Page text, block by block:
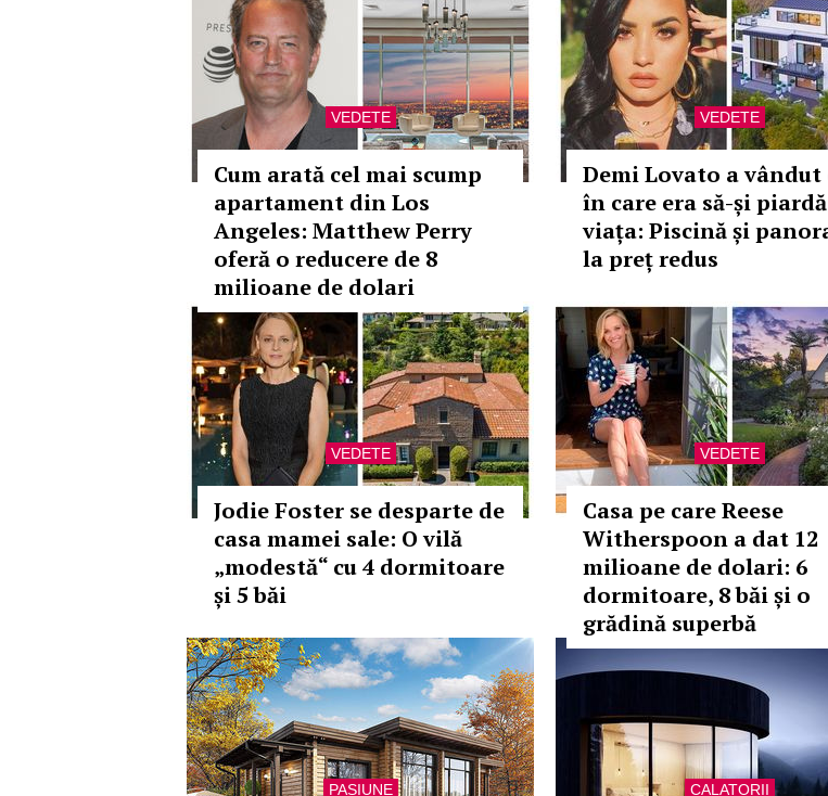
VEDETE
Cum arată cel mai scump
apartament din Los
Angeles: Matthew Perry
oferă o reducere de 8
milioane de dolari
VEDETE
Demi Lovato a vândut
în care era să-și piardă
viața: Piscină și
la preț redus
VEDETE
Jodie Foster se desparte de
casa mamei sale: O vilă
„modestă“ cu 4 dormitoare
și 5 băi
VEDETE
Casa pe care Reese
Witherspoon a dat 12
milioane de dolari: 6
dormitoare, 8 băi și o
grădină superbă
PASIUNE CALATORII